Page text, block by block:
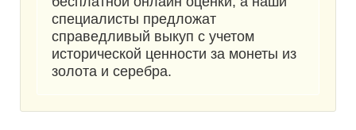
специалисты предложат
справедливый выкуп с учетом
исторической ценности за монеты из
золота и серебра.